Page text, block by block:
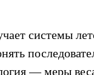
системы
— меры